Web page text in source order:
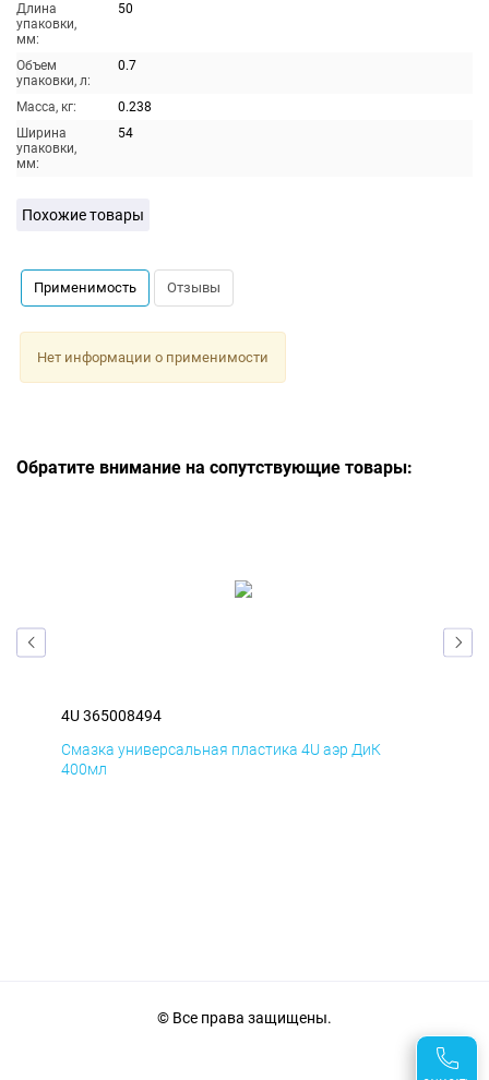
Длина
упаковки,
мм:
50
Объем
упаковки, л:
0.7
Масса, кг:
0.238
Ширина
упаковки,
мм:
54
Похожие товары
Применимость Отзывы
Нет информации о применимости
Обратите внимание на сопутствующие товары:
4U 365008494
Смазка универсальная пластика 4U аэр ДиК
400мл
© Все права защищены.